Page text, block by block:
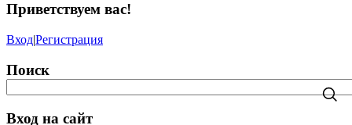
Приветствуем вас!
Вход|Регистрация
Поиск
Вход на сайт